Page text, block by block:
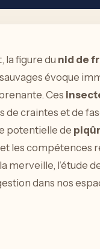
la figure du nid de
évoque
Ces
craintes et de
potentielle de
et les compétences
merveille, l’étude
dans nos